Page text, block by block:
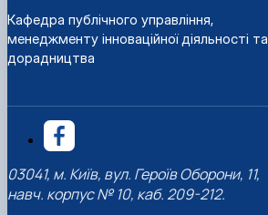
Кафедра публічного управління,
менеджменту інноваційної діяльності та
дорадництва
03041, м. Київ, вул. Героїв Оборони, 11,
навч. корпус № 10, каб. 209-212.